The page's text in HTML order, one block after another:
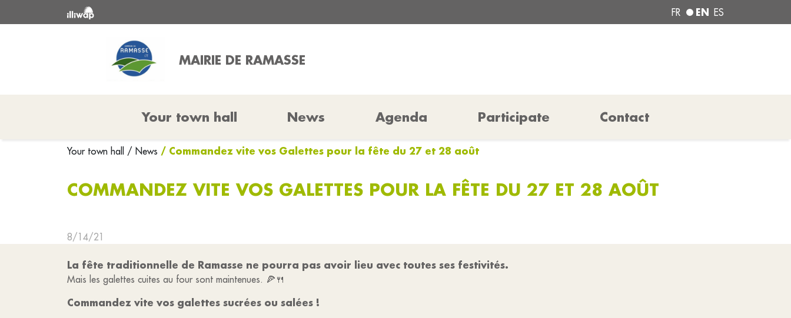
FR EN ES
MAIRIE DE RAMASSE
Your town hall News Agenda Participate Contact
Your town hall / News / Commandez vite vos Galettes pour la fête du 27 et 28 août
COMMANDEZ VITE VOS GALETTES POUR LA FÊTE DU 27 ET 28 AOÛT
8/14/21
La fête traditionnelle de Ramasse ne pourra pas avoir lieu avec toutes ses festivités.
Mais les galettes cuites au four sont maintenues. 🍕🍴
Commandez vite vos galettes sucrées ou salées !